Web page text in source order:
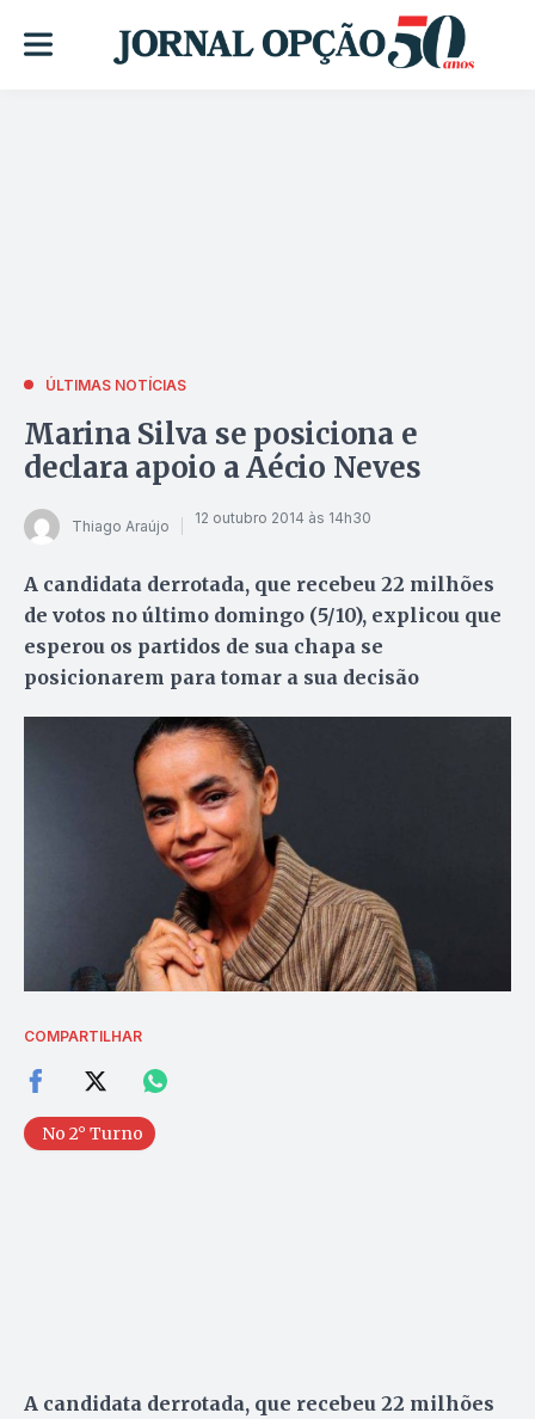
ÚLTIMAS NOTÍCIAS
Marina Silva se posiciona e
declara apoio a Aécio Neves
Thiago Araújo 12 outubro 2014 às 14h30
A candidata derrotada, que recebeu 22 milhões
de votos no último domingo (5/10), explicou que
esperou os partidos de sua chapa se
posicionarem para tomar a sua decisão
COMPARTILHAR
No 2° Turno
A candidata derrotada, que recebeu 22 milhões